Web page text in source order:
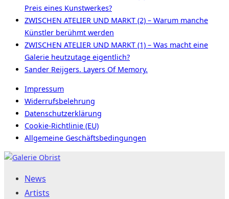
Preis eines Kunstwerkes?
ZWISCHEN ATELIER UND MARKT (2) – Warum manche
Künstler berühmt werden
ZWISCHEN ATELIER UND MARKT (1) – Was macht eine
Galerie heutzutage eigentlich?
Sander Reijgers. Layers Of Memory.
Impressum
Widerrufsbelehrung
Datenschutzerklärung
Cookie-Richtlinie (EU)
Allgemeine Geschäftsbedingungen
Zum
springenNews
Artists